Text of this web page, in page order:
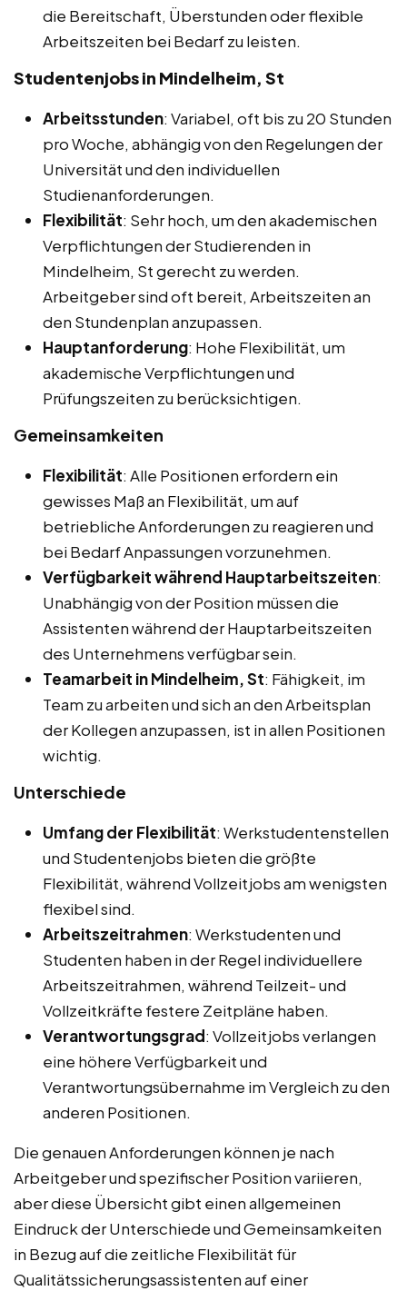
die Bereitschaft, Überstunden oder flexible
Arbeitszeiten bei Bedarf zu leisten.
Studentenjobs in Mindelheim, St
Arbeitsstunden: Variabel, oft bis zu 20 Stunden
pro Woche, abhängig von den Regelungen der
Universität und den individuellen
Studienanforderungen.
Flexibilität: Sehr hoch, um den akademischen
Verpflichtungen der Studierenden in
Mindelheim, St gerecht zu werden.
Arbeitgeber sind oft bereit, Arbeitszeiten an
den Stundenplan anzupassen.
Hauptanforderung: Hohe Flexibilität, um
akademische Verpflichtungen und
Prüfungszeiten zu berücksichtigen.
Gemeinsamkeiten
Flexibilität: Alle Positionen erfordern ein
gewisses Maß an Flexibilität, um auf
betriebliche Anforderungen zu reagieren und
bei Bedarf Anpassungen vorzunehmen.
Verfügbarkeit während Hauptarbeitszeiten:
Unabhängig von der Position müssen die
Assistenten während der Hauptarbeitszeiten
des Unternehmens verfügbar sein.
Teamarbeit in Mindelheim, St: Fähigkeit, im
Team zu arbeiten und sich an den Arbeitsplan
der Kollegen anzupassen, ist in allen Positionen
wichtig.
Unterschiede
Umfang der Flexibilität: Werkstudentenstellen
und Studentenjobs bieten die größte
Flexibilität, während Vollzeitjobs am wenigsten
flexibel sind.
Arbeitszeitrahmen: Werkstudenten und
Studenten haben in der Regel individuellere
Arbeitszeitrahmen, während Teilzeit- und
Vollzeitkräfte festere Zeitpläne haben.
Verantwortungsgrad: Vollzeitjobs verlangen
eine höhere Verfügbarkeit und
Verantwortungsübernahme im Vergleich zu den
anderen Positionen.
Die genauen Anforderungen können je nach
Arbeitgeber und spezifischer Position variieren,
aber diese Übersicht gibt einen allgemeinen
Eindruck der Unterschiede und Gemeinsamkeiten
in Bezug auf die zeitliche Flexibilität für
Qualitätssicherungsassistenten auf einer